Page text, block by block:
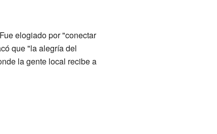
elogiado por "conectar
que "la alegría del
la gente local recibe a